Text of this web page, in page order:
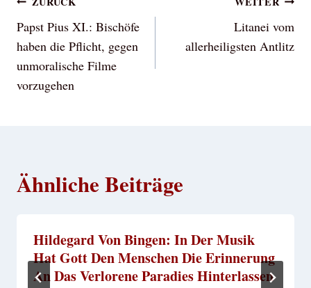
Papst Pius XI.: Bischöfe
haben die Pflicht, gegen
unmoralische Filme
vorzugehen
Litanei vom
allerheiligsten Antlitz
Ähnliche Beiträge
Hildegard Von Bingen: In Der Musik
Hat Gott Den Menschen Die Erinnerung
An Das Verlorene Paradies Hinterlassen